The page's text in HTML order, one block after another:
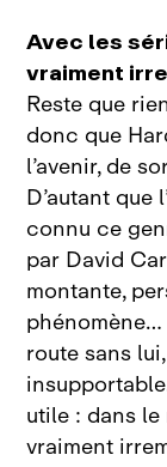
Avec les
vraiment
Reste que
donc que
l’avenir, de
D’autant
connu ce
par David
montante,
route sans
utile : dans le
vraiment